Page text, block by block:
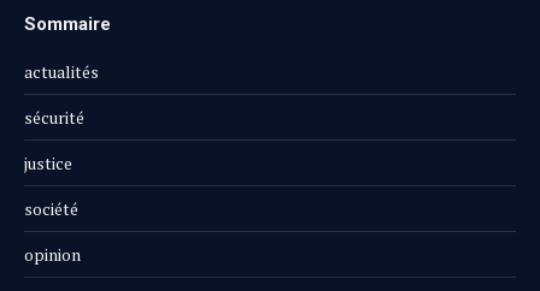
Sommaire
actualités
sécurité
justice
société
opinion